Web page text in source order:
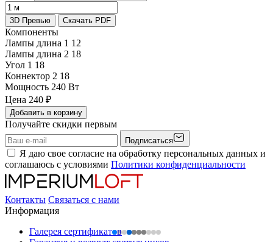
3D Превью Скачать PDF
Компоненты
Лампы длина 1 12
Лампы длина 2 18
Угол 1 18
Коннектор 2 18
Мощность 240 Вт
Цена 240 ₽
Добавить в корзину
Получайте скидки первым
Подписаться
Я даю свое согласие на обработку персональных данных и
соглашаюсь с условиями Политики конфиденциальности
Контакты Связаться с нами
Информация
Галерея сертификатов